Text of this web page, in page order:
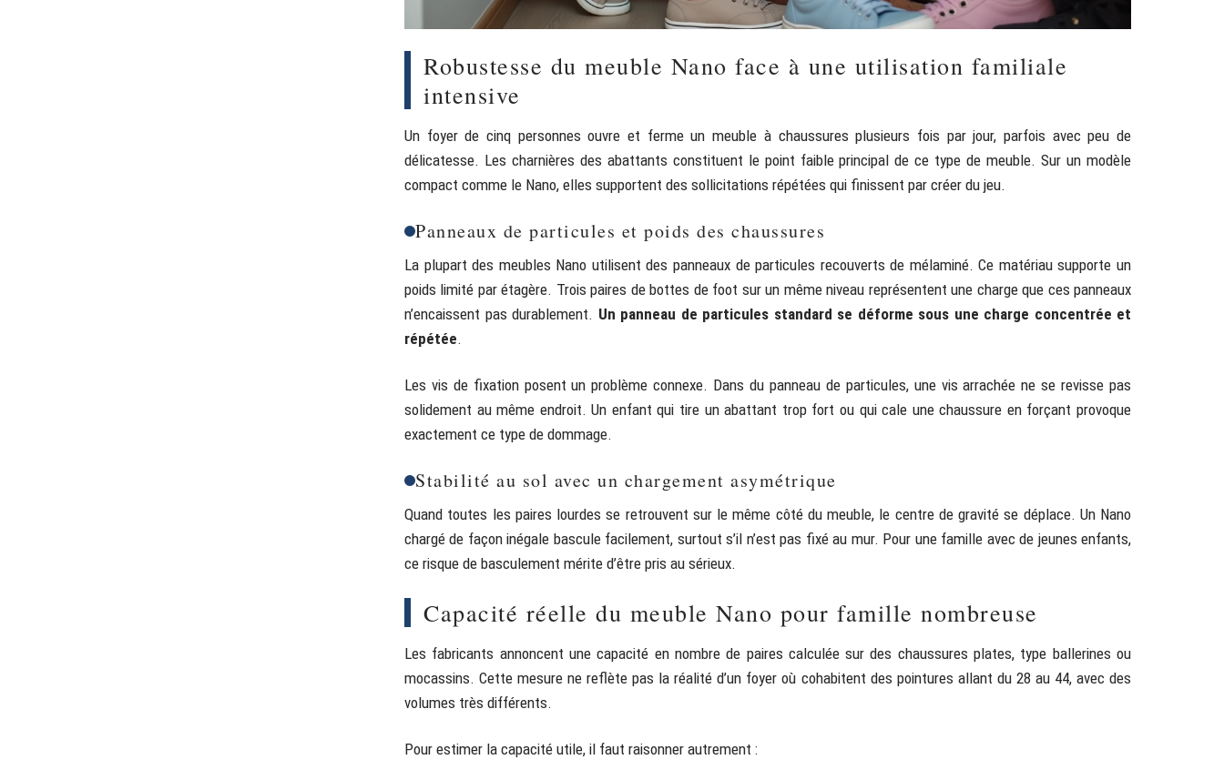
Robustesse du meuble Nano face à une utilisation familiale
intensive
Un foyer de cinq personnes ouvre et ferme un meuble à chaussures plusieurs fois par jour, parfois avec peu de
délicatesse. Les charnières des abattants constituent le point faible principal de ce type de meuble. Sur un modèle
compact comme le Nano, elles supportent des sollicitations répétées qui finissent par créer du jeu.
Panneaux de particules et poids des chaussures
La plupart des meubles Nano utilisent des panneaux de particules recouverts de mélaminé. Ce matériau supporte un
poids limité par étagère. Trois paires de bottes de foot sur un même niveau représentent une charge que ces panneaux
n’encaissent pas durablement. Un panneau de particules standard se déforme sous une charge concentrée et
répétée.
Les vis de fixation posent un problème connexe. Dans du panneau de particules, une vis arrachée ne se revisse pas
solidement au même endroit. Un enfant qui tire un abattant trop fort ou qui cale une chaussure en forçant provoque
exactement ce type de dommage.
Stabilité au sol avec un chargement asymétrique
Quand toutes les paires lourdes se retrouvent sur le même côté du meuble, le centre de gravité se déplace. Un Nano
chargé de façon inégale bascule facilement, surtout s’il n’est pas fixé au mur. Pour une famille avec de jeunes enfants,
ce risque de basculement mérite d’être pris au sérieux.
Capacité réelle du meuble Nano pour famille nombreuse
Les fabricants annoncent une capacité en nombre de paires calculée sur des chaussures plates, type ballerines ou
mocassins. Cette mesure ne reflète pas la réalité d’un foyer où cohabitent des pointures allant du 28 au 44, avec des
volumes très différents.
Pour estimer la capacité utile, il faut raisonner autrement :